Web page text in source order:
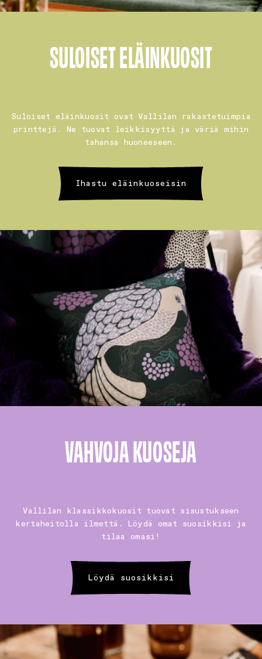
SULOISET ELÄINKUOSIT
Suloiset eläinkuosit ovat Vallilan rakastetuimpia
printtejä. Ne tuovat leikkisyyttä ja väriä mihin
tahansa huoneeseen.
Ihastu eläinkuoseisin
VAHVOJA KUOSEJA
Vallilan klassikkokuosit tuovat sisustukseen
kertaheitolla ilmettä. Löydä omat suosikkisi ja
tilaa omasi!
Löydä suosikkisi